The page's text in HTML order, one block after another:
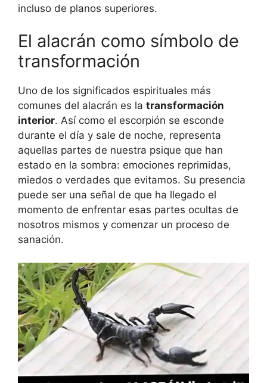
incluso de planos superiores.
El alacrán como símbolo de
transformación
Uno de los significados espirituales más
comunes del alacrán es la transformación
interior. Así como el escorpión se esconde
durante el día y sale de noche, representa
aquellas partes de nuestra psique que han
estado en la sombra: emociones reprimidas,
miedos o verdades que evitamos. Su presencia
puede ser una señal de que ha llegado el
momento de enfrentar esas partes ocultas de
nosotros mismos y comenzar un proceso de
sanación.